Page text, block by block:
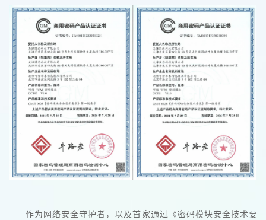
作为网络安全守护者，以及首家通过《密码模块安全技术要